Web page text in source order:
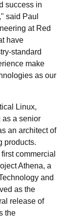
success in
said Paul
at Red
have
standard
make
as our
Linux,
as a senior
an architect of
products.
commercial
Athena, a
and
as the
release of
the